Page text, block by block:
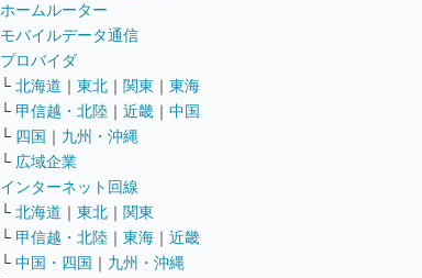
ホームルーター
モバイルデータ通信
プロバイダ
└ 北海道 ｜ 東北 ｜ 関東 ｜ 東海
└ 甲信越・北陸 ｜ 近畿 ｜ 中国
└ 四国 ｜ 九州・沖縄
└ 広域企業
インターネット回線
└ 北海道 ｜ 東北 ｜ 関東
└ 甲信越・北陸 ｜ 東海 ｜ 近畿
└ 中国・四国 ｜ 九州・沖縄